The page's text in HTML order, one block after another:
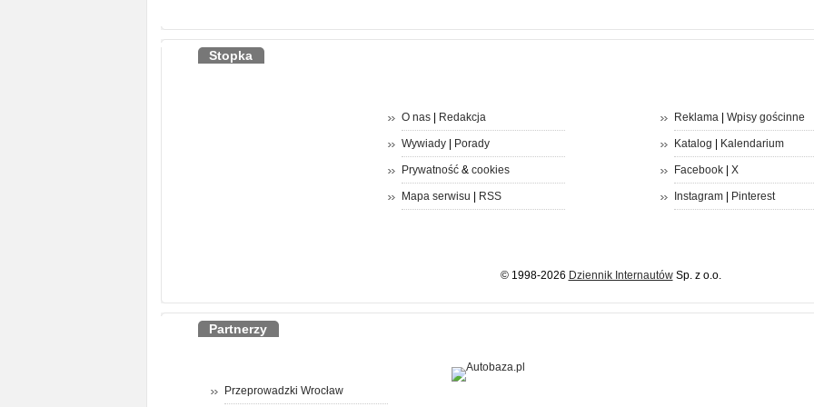
Stopka
O nas| Redakcja
Wywiady| Porady
Prywatność& cookies
Mapa serwisu RSS
Reklama| Wpisy gościnne
Katalog Kalendarium
Facebook| X
Instagram| Pinterest
© 1998-2026 Dziennik InternautówSp. z o.o.
Partnerzy
Przeprowadzki Wrocław